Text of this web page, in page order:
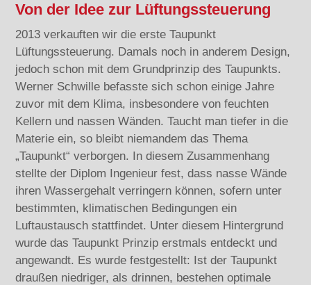
Von der Idee zur Lüftungssteuerung
2013 verkauften wir die erste Taupunkt
Lüftungssteuerung. Damals noch in anderem Design,
jedoch schon mit dem Grundprinzip des Taupunkts.
Werner Schwille befasste sich schon einige Jahre
zuvor mit dem Klima, insbesondere von feuchten
Kellern und nassen Wänden. Taucht man tiefer in die
Materie ein, so bleibt niemandem das Thema
„Taupunkt“ verborgen. In diesem Zusammenhang
stellte der Diplom Ingenieur fest, dass nasse Wände
ihren Wassergehalt verringern können, sofern unter
bestimmten, klimatischen Bedingungen ein
Luftaustausch stattfindet. Unter diesem Hintergrund
wurde das Taupunkt Prinzip erstmals entdeckt und
angewandt. Es wurde festgestellt: Ist der Taupunkt
draußen niedriger, als drinnen, bestehen optimale